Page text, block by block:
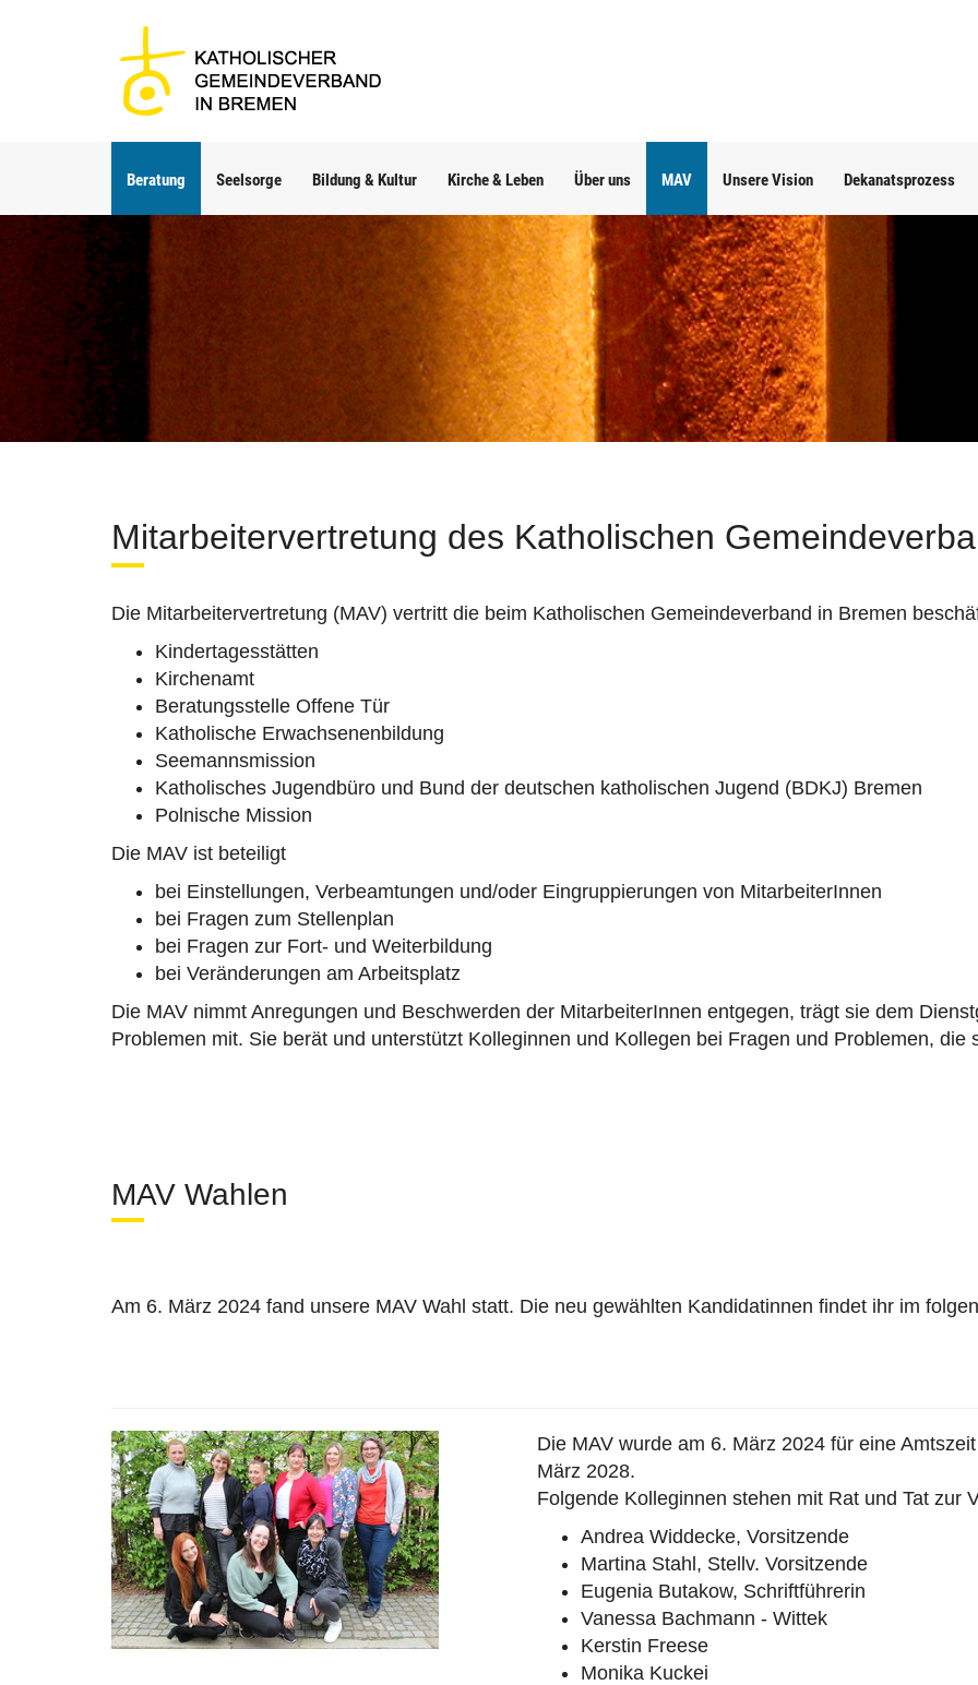
Beratung Seelsorge Bildung & Kultur Kirche & Leben Über uns MAV Unsere Vision Dekanatsprozess
Mitarbeitervertretung des Katholischen
Die Mitarbeitervertretung (MAV) vertritt die beim Katholischen Gemeindeverband in Bremen
Kindertagesstätten
Kirchenamt
Beratungsstelle Offene Tür
Katholische Erwachsenenbildung
Seemannsmission
Katholisches Jugendbüro und Bund der deutschen katholischen Jugend (BDKJ) Bremen
Polnische Mission
Die MAV ist beteiligt
bei Einstellungen, Verbeamtungen und/oder Eingruppierungen von MitarbeiterInnen
bei Fragen zum Stellenplan
bei Fragen zur Fort- und Weiterbildung
bei Veränderungen am Arbeitsplatz
Die MAV nimmt Anregungen und Beschwerden der MitarbeiterInnen entgegen, trägt sie dem
Problemen mit. Sie berät und unterstützt Kolleginnen und Kollegen bei Fragen und Problemen, die
MAV Wahlen
Am 6. März 2024 fand unsere MAV Wahl statt. Die neu gewählten Kandidatinnen findet ihr im
Die MAV wurde am 6. März 2024 für eine
März 2028.
Folgende Kolleginnen stehen mit Rat und Tat zur
Andrea Widdecke, Vorsitzende
Martina Stahl, Stellv. Vorsitzende
Eugenia Butakow, Schriftführerin
Vanessa Bachmann - Wittek
Kerstin Freese
Monika Kuckei